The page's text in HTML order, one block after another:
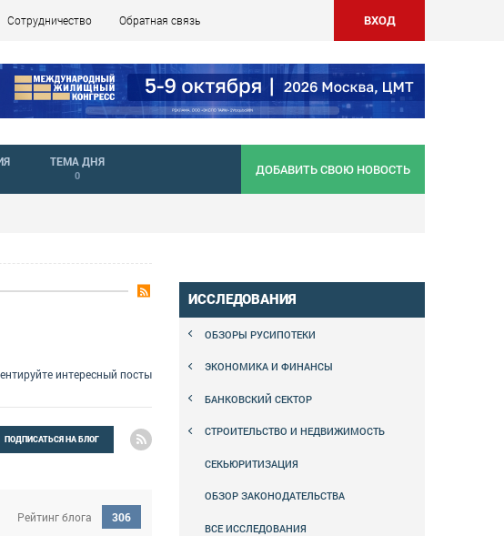
Сотрудничество Обратная связь ВХОД
ТЕМА ДНЯ
0 ДОБАВИТЬ СВОЮ НОВОСТЬ
интересный посты
ПОДПИСАТЬСЯ НА БЛОГ
Рейтинг блога 306
ИССЛЕДОВАНИЯ
ОБЗОРЫ РУСИПОТЕКИ
ЭКОНОМИКА И ФИНАНСЫ
БАНКОВСКИЙ СЕКТОР
СТРОИТЕЛЬСТВО И НЕДВИЖИМОСТЬ
СЕКЬЮРИТИЗАЦИЯ
ОБЗОР ЗАКОНОДАТЕЛЬСТВА
ВСЕ ИССЛЕДОВАНИЯ